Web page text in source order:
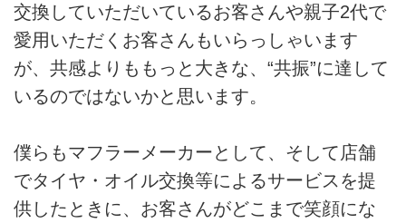
交換していただいているお客さんや親子2代で
愛用いただくお客さんもいらっしゃいます
が、共感よりももっと大きな、“共振”に達して
いるのではないかと思います。
僕らもマフラーメーカーとして、そして店舗
でタイヤ・オイル交換等によるサービスを提
供したときに、お客さんがどこまで笑顔にな